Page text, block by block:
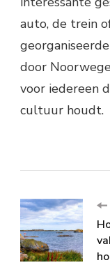
auto, de trein
door
voor iedereen
cultuur houdt.